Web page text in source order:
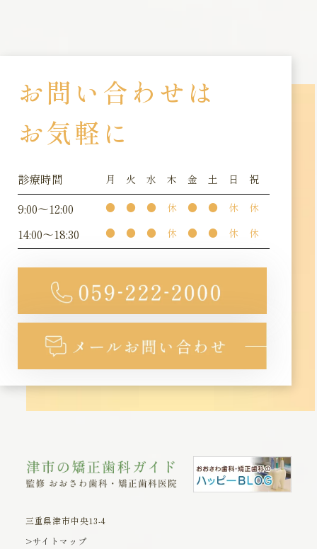
お問い合わせは
お気軽に
診療時間 月 火 水 木 金 土 日 祝
9:00～12:00 ● ● ● 休 ● ● 休 休
14:00～18:30 ● ● ● 休 ● ● 休 休
三重県津市中央13-4
>サイトマップ